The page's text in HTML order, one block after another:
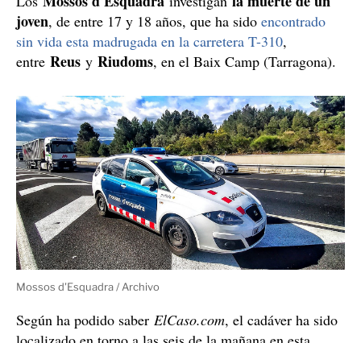
joven, de entre 17 y 18 años, que ha sido encontrado
sin vida esta madrugada en la carretera T-310,
entre Reus y Riudoms, en el Baix Camp (Tarragona).
Mossos d'Esquadra / Archivo
Según ha podido saber ElCaso.com, el cadáver ha sido